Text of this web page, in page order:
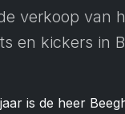
verkoop van
en kickers in
is de heer